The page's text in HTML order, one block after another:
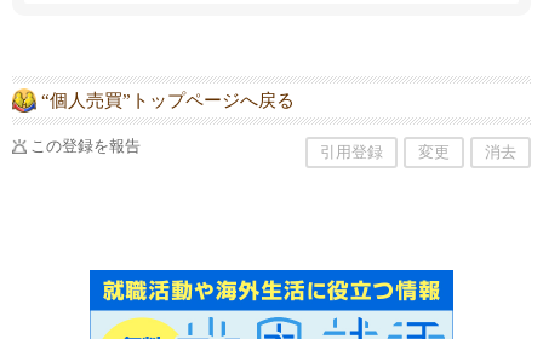
“個人売買”トップページへ戻る
この登録を報告 引用登録 変更 消去